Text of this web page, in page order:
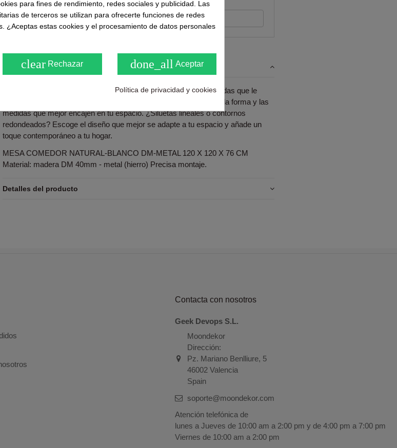
( 0.0 / 5) - 0 Opinión (es)
Sea el primero en compartirnos su opinión
Descripción
La singularidad de Argo radica en su base única: patas entrecruzadas que le
aportan sofisticación, firmeza y comodidad. Además, Argo adopta la forma y las
medidas que mejor encajen en tu espacio. ¿Siluetas lineales o contornos
redondeados? Escoge el diseño que mejor se adapte a tu espacio y añade un
toque contemporáneo a tu hogar.
MESA COMEDOR NATURAL-BLANCO DM-METAL 120 X 120 X 76 CM
Material: madera DM 40mm - metal (hierro) Precisa montaje.
Detalles del producto
Contacta con nosotros
Geek Devops S.L.
Moondekor
Dirección:
Pz. Mariano Benlliure, 5
46002 Valencia
Spain
soporte@moondekor.com
Atención telefónica de
lunes a Jueves de 10:00 am a 2:00 pm y de 4:00 pm a 7:00 pm
Viernes de 10:00 am a 2:00 pm
para fines de rendimiento, redes sociales y publicidad. Las
de terceros se utilizan para ofrecerte funciones de redes
¿Aceptas estas cookies y el procesamiento de datos personales
clear Rechazar done_all Aceptar
Política de privacidad y cookies